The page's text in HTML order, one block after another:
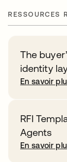
RESSOURCES
The
identity
En savoir
RFI
Agents
En savoir